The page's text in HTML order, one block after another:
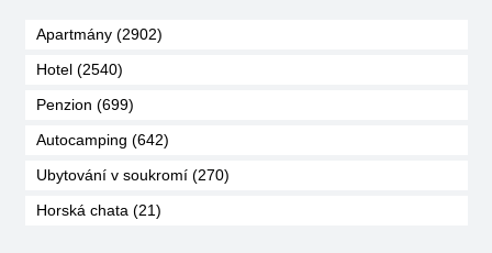
Apartmány (2902)
Hotel (2540)
Penzion (699)
Autocamping (642)
Ubytování v soukromí (270)
Horská chata (21)